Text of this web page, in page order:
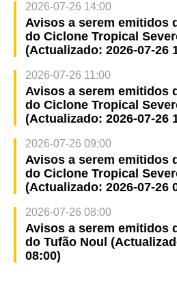
2026-07-26 14:00
Avisos a serem emitidos
do Ciclone Tropical
(Actualizado: 2026-07-26
2026-07-26 11:00
Avisos a serem emitidos
do Ciclone Tropical
(Actualizado: 2026-07-26
2026-07-26 09:00
Avisos a serem emitidos
do Ciclone Tropical
(Actualizado: 2026-07-26
2026-07-26 08:00
Avisos a serem emitidos
do Tufão Noul
08:00)